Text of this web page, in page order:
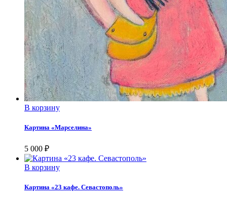
В корзину
Картина «Марселина»
5 000 ₽
В корзину
Картина «23 кафе. Севастополь»